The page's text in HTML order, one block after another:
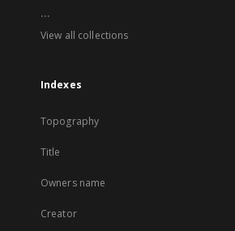
...
View all collections
Indexes
Topography
Title
Owners name
Creator